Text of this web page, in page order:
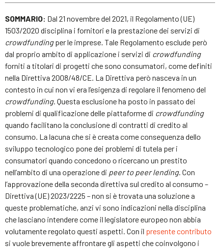
SOMMARIO: Dal 21 novembre del 2021, il Regolamento (UE)
1503/2020 disciplina i fornitori e la prestazione dei servizi di
crowdfundingper le imprese. Tale Regolamento esclude però
dal proprio ambito di applicazione i servizi di crowdfunding
forniti a titolari di progetti che sono consumatori, come definiti
nella Direttiva 2008/48/CE. La Direttiva però nasceva in un
contesto in cui non vi era l’esigenza di regolare il fenomeno del
crowdfunding. Questa esclusione ha posto in passato dei
problemi di qualificazione delle piattaforme di crowdfunding
quando facilitano la conclusione di contratti di credito al
consumo. La lacuna che si è creata come conseguenza dello
sviluppo tecnologico pone dei problemi di tutela per i
consumatori quando concedono o ricercano un prestito
nell’ambito di una operazione di peer to peer lending. Con
l’approvazione della seconda direttiva sul credito al consumo –
Direttiva (UE) 2023/2225 – non si è trovata una soluzione a
queste problematiche, anzi vi sono indicazioni nella disciplina
che lasciano intendere come il legislatore europeo non abbia
volutamente regolato questi aspetti. Con il presente contributo
si vuole brevemente affrontare gli aspetti che coinvolgono i